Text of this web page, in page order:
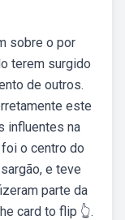
sobre o por
terem surgido
de outros.
este
influentes na
o centro do
e teve
parte da
card to flip 👆.